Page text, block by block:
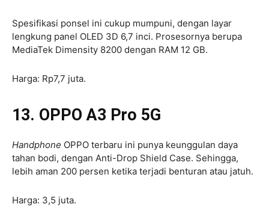
Spesifikasi ponsel ini cukup mumpuni, dengan layar
lengkung panel OLED 3D 6,7 inci. Prosesornya berupa
MediaTek Dimensity 8200 dengan RAM 12 GB.
Harga: Rp7,7 juta.
13. OPPO A3 Pro 5G
Handphone OPPO terbaru ini punya keunggulan daya
tahan bodi, dengan Anti-Drop Shield Case. Sehingga,
lebih aman 200 persen ketika terjadi benturan atau jatuh.
Harga: 3,5 juta.